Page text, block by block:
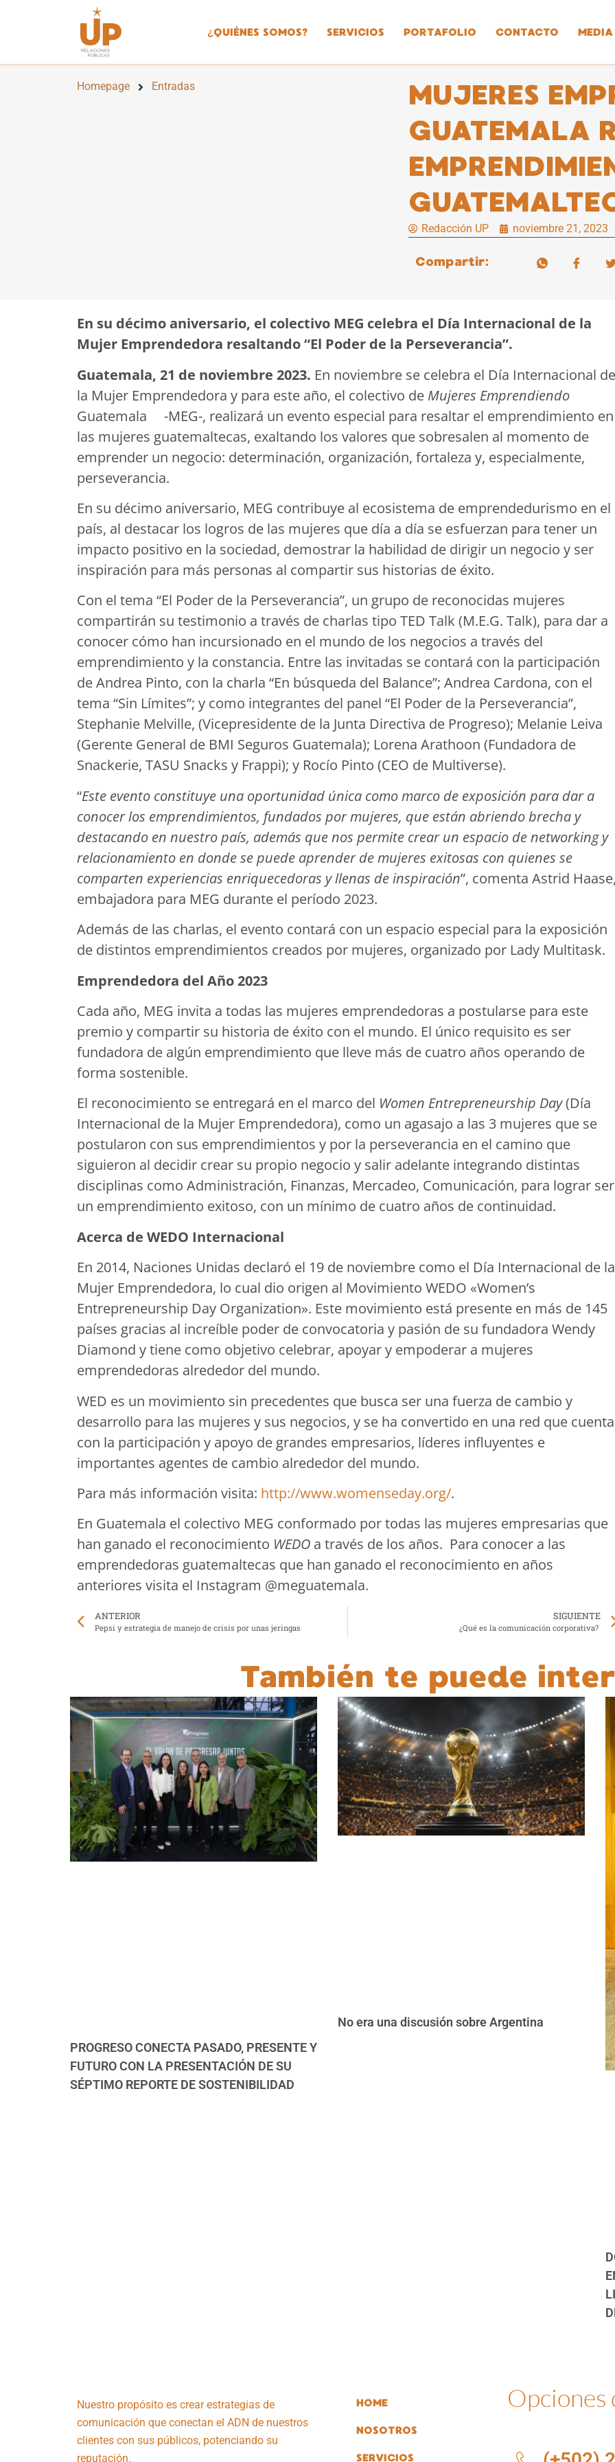
¿QUIÉNES SOMOS? SERVICIOS PORTAFOLIO CONTACTO MEDIA
Homepage Entradas
MUJERES
GUATEMALA
Redacción UP noviembre 21, 2023
Compartir:
En su décimo aniversario, el colectivo MEG celebra el Día Internacional de la
Mujer Emprendedora resaltando “El Poder de la Perseverancia”.
Guatemala, 21 de noviembre 2023. En noviembre se celebra el Día Internacional de
la Mujer Emprendedora y para este año, el colectivo de Mujeres Emprendiendo
Guatemala -MEG-, realizará un evento especial para resaltar el emprendimiento en
las mujeres guatemaltecas, exaltando los valores que sobresalen al momento de
emprender un negocio: determinación, organización, fortaleza y, especialmente,
perseverancia.
En su décimo aniversario, MEG contribuye al ecosistema de emprendedurismo en el
país, al destacar los logros de las mujeres que día a día se esfuerzan para tener un
impacto positivo en la sociedad, demostrar la habilidad de dirigir un negocio y ser
inspiración para más personas al compartir sus historias de éxito.
Con el tema “El Poder de la Perseverancia”, un grupo de reconocidas mujeres
compartirán su testimonio a través de charlas tipo TED Talk (M.E.G. Talk), para dar a
conocer cómo han incursionado en el mundo de los negocios a través del
emprendimiento y la constancia. Entre las invitadas se contará con la participación
de Andrea Pinto, con la charla “En búsqueda del Balance”; Andrea Cardona, con el
tema “Sin Límites”; y como integrantes del panel “El Poder de la Perseverancia”,
Stephanie Melville, (Vicepresidente de la Junta Directiva de Progreso); Melanie Leiva
(Gerente General de BMI Seguros Guatemala); Lorena Arathoon (Fundadora de
Snackerie, TASU Snacks y Frappi); y Rocío Pinto (CEO de Multiverse).
“Este evento constituye una oportunidad única como marco de exposición para dar a
conocer los emprendimientos, fundados por mujeres, que están abriendo brecha y
destacando en nuestro país, además que nos permite crear un espacio de networking y
relacionamiento en donde se puede aprender de mujeres exitosas con quienes se
comparten experiencias enriquecedoras y llenas de inspiración”, comenta Astrid
embajadora para MEG durante el período 2023.
Además de las charlas, el evento contará con un espacio especial para la exposición
de distintos emprendimientos creados por mujeres, organizado por Lady Multitask.
Emprendedora del Año 2023
Cada año, MEG invita a todas las mujeres emprendedoras a postularse para este
premio y compartir su historia de éxito con el mundo. El único requisito es ser
fundadora de algún emprendimiento que lleve más de cuatro años operando de
forma sostenible.
El reconocimiento se entregará en el marco del Women Entrepreneurship Day(Día
Internacional de la Mujer Emprendedora), como un agasajo a las 3 mujeres que se
postularon con sus emprendimientos y por la perseverancia en el camino que
siguieron al decidir crear su propio negocio y salir adelante integrando distintas
disciplinas como Administración, Finanzas, Mercadeo, Comunicación, para lograr ser
un emprendimiento exitoso, con un mínimo de cuatro años de continuidad.
Acerca de WEDO Internacional
En 2014, Naciones Unidas declaró el 19 de noviembre como el Día Internacional de la
Mujer Emprendedora, lo cual dio origen al Movimiento WEDO «Women’s
Entrepreneurship Day Organization». Este movimiento está presente en más de 145
países gracias al increíble poder de convocatoria y pasión de su fundadora Wendy
Diamond y tiene como objetivo celebrar, apoyar y empoderar a mujeres
emprendedoras alrededor del mundo.
WED es un movimiento sin precedentes que busca ser una fuerza de cambio y
desarrollo para las mujeres y sus negocios, y se ha convertido en una red que cuenta
con la participación y apoyo de grandes empresarios, líderes influyentes e
importantes agentes de cambio alrededor del mundo.
Para más información visita: http://www.womenseday.org/.
En Guatemala el colectivo MEG conformado por todas las mujeres empresarias que
han ganado el reconocimiento WEDO a través de los años. Para conocer a las
emprendedoras guatemaltecas que han ganado el reconocimiento en años
anteriores visita el Instagram @meguatemala.
ANTERIOR
Pepsi y estrategia de manejo de crisis por unas jeringas
SIGUIENTE
¿Qué es la comunicación corporativa?
También te puede
PROGRESO CONECTA PASADO, PRESENTE Y
FUTURO CON LA PRESENTACIÓN DE SU
SÉPTIMO REPORTE DE SOSTENIBILIDAD
No era una discusión sobre Argentina
Nuestro propósito es crear estrategias de
comunicación que conectan el ADN de nuestros
clientes con sus públicos, potenciando su
reputación.
HOME
NOSOTROS
SERVICIOS
Opciones